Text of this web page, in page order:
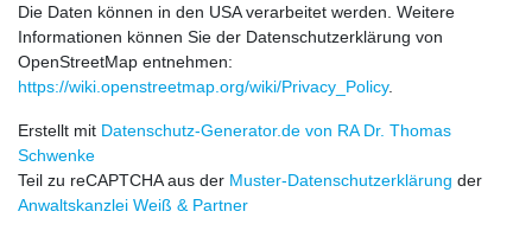
Die Daten können in den USA verarbeitet werden. Weitere
Informationen können Sie der Datenschutzerklärung von
OpenStreetMap entnehmen:
https://wiki.openstreetmap.org/wiki/Privacy_Policy.
Erstellt mit Datenschutz-Generator.de von RA Dr. Thomas
Schwenke
Teil zu reCAPTCHA aus der Muster-Datenschutzerklärung der
Anwaltskanzlei Weiß & Partner